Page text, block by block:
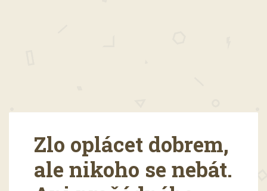
Zlo oplácet dobrem,
ale nikoho se nebát.